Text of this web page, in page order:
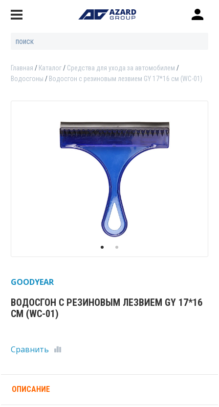
Главная Каталог
Средства для ухода за автомобилем
Водосгоны
Водосгон с резиновым лезвием GY 17*16 см (WC-01)
ВОДОСГОН С РЕЗИНОВЫМ ЛЕЗВИЕМ GY 17*16
СМ (WC-01)
GOODYEAR
Сравнить
ОПИСАНИЕ